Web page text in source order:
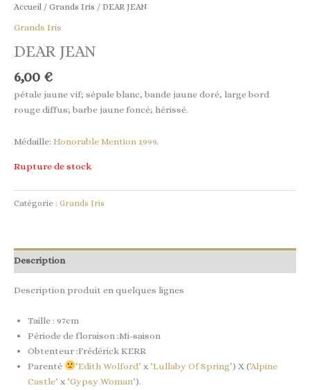
Accueil / Grands Iris / DEAR JEAN
Grands Iris
DEAR JEAN
6,00 €
pétale jaune vif; sépale blanc, bande jaune doré, large bord
rouge diffus; barbe jaune foncé; hérissé.
Médaille: Honorable Mention 1999.
Rupture de stock
Catégorie : Grands Iris
Description
Description produit en quelques lignes
Taille : 97cm
Période de floraison :Mi-saison
Obtenteur :Frédérick KERR
Parenté
‘Edith Wolford’ x ‘Lullaby Of Spring’) X (‘Alpine
Castle’ x ‘Gypsy Woman’).